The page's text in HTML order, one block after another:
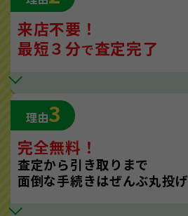
来店不要！
最短３分で査定完了
理由3
完全無料！
査定から引き取りまで
面倒な手続きはぜんぶ丸投げ